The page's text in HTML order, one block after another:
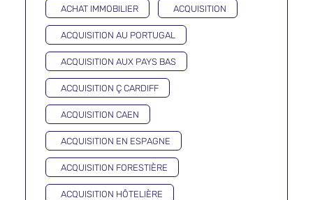
ACHAT IMMOBILIER ACQUISITION
ACQUISITION AU PORTUGAL
ACQUISITION AUX PAYS BAS
ACQUISITION Ç CARDIFF
ACQUISITION CAEN
ACQUISITION EN ESPAGNE
ACQUISITION FORESTIÈRE
ACQUISITION HÔTELIÈRE